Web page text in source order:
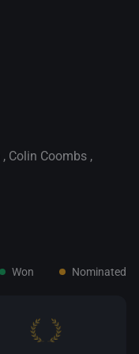
, Colin Coombs ,
Won Nominated